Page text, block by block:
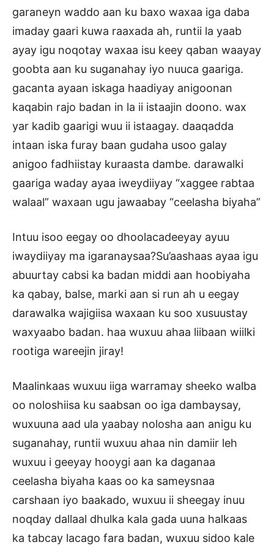
garaneyn waddo aan ku baxo waxaa iga daba
imaday gaari kuwa raaxada ah, runtii la yaab
ayay igu noqotay waxaa isu keey qaban waayay
goobta aan ku suganahay iyo nuuca gaariga.
gacanta ayaan iskaga haadiyay anigoonan
kaqabin rajo badan in la ii istaajin doono. wax
yar kadib gaarigi wuu ii istaagay. daaqadda
intaan iska furay baan gudaha usoo galay
anigoo fadhiistay kuraasta dambe. darawalki
gaariga waday ayaa iweydiiyay “xaggee rabtaa
walaal” waxaan ugu jawaabay “ceelasha biyaha”
Intuu isoo eegay oo dhoolacadeeyay ayuu
iwaydiiyay ma igaranaysaa?Su’aashaas ayaa igu
abuurtay cabsi ka badan middi aan hoobiyaha
ka qabay, balse, marki aan si run ah u eegay
darawalka wajigiisa waxaan ku soo xusuustay
waxyaabo badan. haa wuxuu ahaa liibaan wiilki
rootiga wareejin jiray!
Maalinkaas wuxuu iiga warramay sheeko walba
oo noloshiisa ku saabsan oo iga dambaysay,
wuxuuna aad ula yaabay nolosha aan anigu ku
suganahay, runtii wuxuu ahaa nin damiir leh
wuxuu i geeyay hooygi aan ka daganaa
ceelasha biyaha kaas oo ka sameysnaa
carshaan iyo baakado, wuxuu ii sheegay inuu
noqday dallaal dhulka kala gada uuna halkaas
ka tabcay lacago fara badan, wuxuu sidoo kale